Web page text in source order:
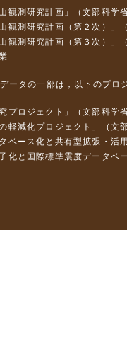
観測研究計画」（文部科学
観測研究計画（第２次）」
観測研究計画（第３次）」
ータの一部は，以下のプロ
プロジェクト」（文部科
軽減化プロジェクト」（
ベース化と共有型拡張・
化と国際標準震度データ